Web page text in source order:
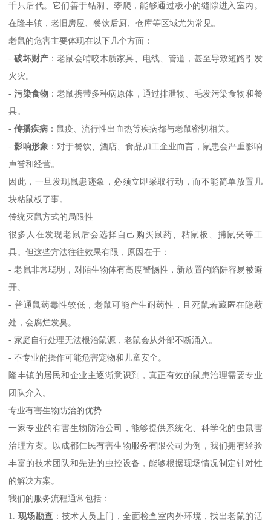
千只后代。它们善于钻洞、攀爬，能够通过极小的缝隙进入室内。
在隆丰镇，老旧房屋、餐饮后厨、仓库等区域尤为常见。
老鼠的危害主要体现在以下几个方面：
-破坏财产 ：老鼠会啃咬木质家具、电线、管道，甚至导致短路引发
火灾。
-污染食物 ：老鼠携带多种病原体，通过排泄物、毛发污染食物和餐
具。
-传播疾病 ：鼠疫、流行性出血热等疾病都与老鼠密切相关。
-影响形象 ：对于餐饮、酒店、食品加工企业而言，鼠患会严重影响
声誉和经营。
因此，一旦发现鼠患迹象，必须立即采取行动，而不能简单放置几
块粘鼠板了事。
传统灭鼠方式的局限性
很多人在发现老鼠后会选择自己购买鼠药、粘鼠板、捕鼠夹等工
具。但这些方法往往效果有限，原因在于：
- 老鼠非常聪明，对陌生物体有高度警惕性，新放置的陷阱容易被避
开。
- 普通鼠药毒性较低，老鼠可能产生耐药性，且死鼠若藏匿在隐蔽
处，会腐烂发臭。
- 家庭自行处理无法根治鼠源，老鼠会从外部不断涌入。
- 不专业的操作可能危害宠物和儿童安全。
隆丰镇的居民和企业主逐渐意识到，真正有效的鼠患治理需要专业
团队介入。
专业有害生物防治的优势
一家专业的有害生物防治公司，能够提供系统化、科学化的虫鼠害
治理方案。以成都仁民有害生物服务有限公司为例，我们拥有经验
丰富的技术团队和先进的虫控设备，能够根据现场情况制定针对性
的解决方案。
我们的服务流程通常包括：
1. 现场勘查 ：技术人员上门，全面检查室内外环境，找出老鼠的活